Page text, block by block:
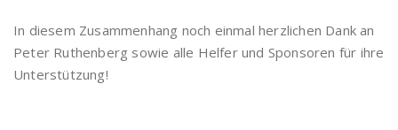
In diesem Zusammenhang noch einmal herzlichen Dank an
Peter Ruthenberg sowie alle Helfer und Sponsoren für ihre
Unterstützung!